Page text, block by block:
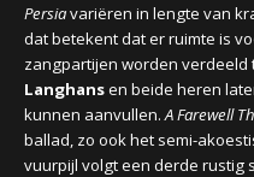
Persiavariëren in lengte van
dat betekent dat er ruimte is
zangpartijen worden verdeeld
Langhansen beide heren
kunnen aanvullen.A Farewell
ballad, zo ook het semi-
vuurpijl volgt een derde rustig